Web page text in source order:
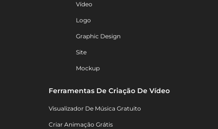
Vídeo
Logo
Graphic Design
Site
Mockup
Ferramentas De Criação De Vídeo
Visualizador De Música Gratuito
Criar Animação Grátis